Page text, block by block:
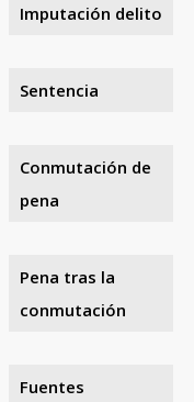
Imputación delito
Sentencia
Conmutación de
pena
Pena tras la
conmutación
Fuentes